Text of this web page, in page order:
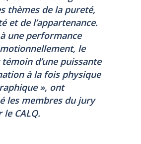
thèmes de la pureté,
et de l’appartenance.
une performance
le
d’une puissante
à la fois physique
», ont
les membres du jury
CALQ.